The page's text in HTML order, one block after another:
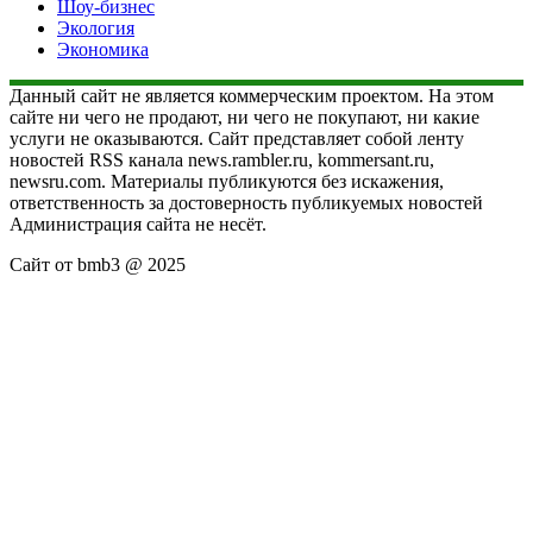
Шоу-бизнес
Экология
Экономика
Данный сайт не является коммерческим проектом. На этом
сайте ни чего не продают, ни чего не покупают, ни какие
услуги не оказываются. Сайт представляет собой ленту
новостей RSS канала news.rambler.ru, kommersant.ru,
newsru.com. Материалы публикуются без искажения,
ответственность за достоверность публикуемых новостей
Администрация сайта не несёт.
Сайт от bmb3 @ 2025